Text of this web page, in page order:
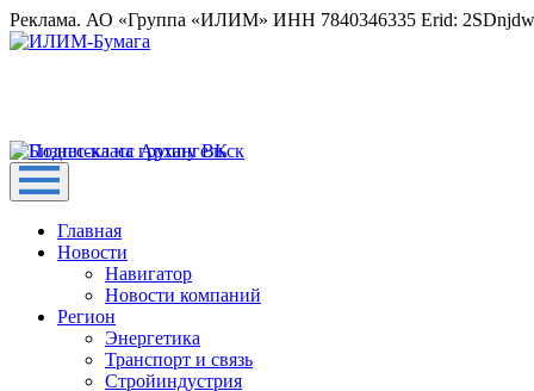
Реклама. АО «Группа «ИЛИМ» ИНН 7840346335 Erid:
Главная
Новости
Навигатор
Новости компаний
Регион
Энергетика
Транспорт и связь
Стройиндустрия